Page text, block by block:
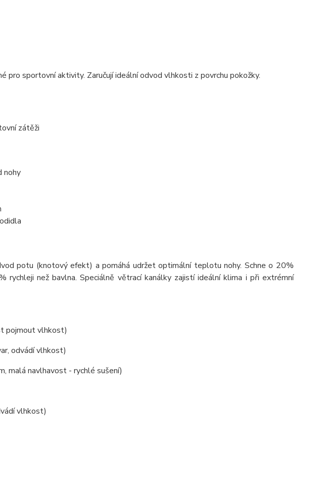
pro sportovní aktivity. Zaručují ideální odvod vlhkosti z povrchu pokožky.
zátěži
nohy
potu (knotový efekt) a pomáhá udržet optimální teplotu nohy. Schne o 20%
rychleji než bavlna. Speciálně větrací kanálky zajistí ideální klima i při extrémní
pojmout vlhkost)
odvádí vlhkost)
malá navlhavost - rychlé sušení)
vlhkost)